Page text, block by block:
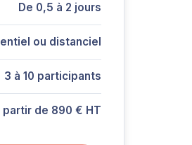
De 0,5 à 2 jours
ou distanciel
3 à 10 participants
partir de 890 € HT